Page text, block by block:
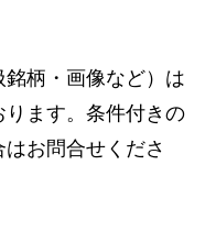
柄・画像など）は
ります。条件付きの
お問合せくださ